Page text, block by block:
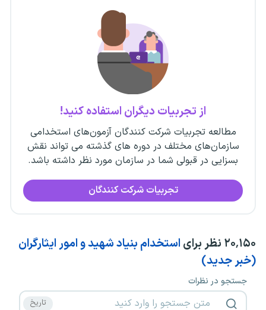
از تجربیات دیگران استفاده کنید!
مطالعه تجربیات شرکت کنندگان آزمون‌های استخدامی
سازمان‌های مختلف در دوره های گذشته می تواند نقش
بسزایی در قبولی شما در سازمان مورد نظر داشته باشد.
تجربیات شرکت کنندگان
۲۰٬۱۵۰ نظر برای استخدام بنیاد شهید و امور ایثارگران
(خبر جدید)
جستجو در نظرات